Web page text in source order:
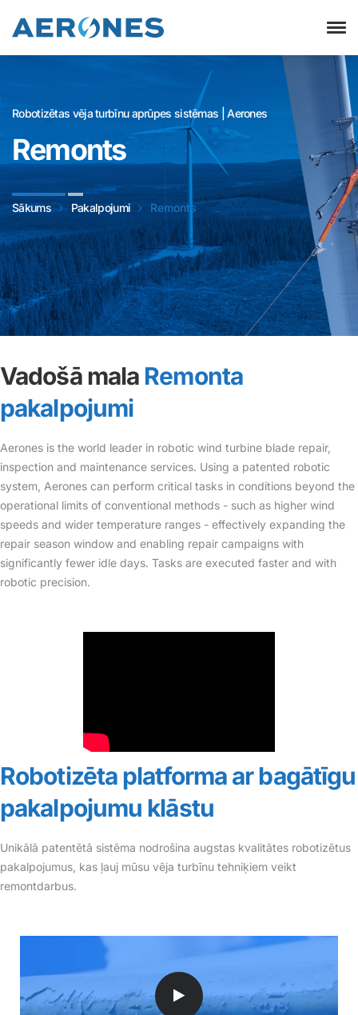
Robotizētas vēja turbīnu aprūpes sistēmas | Aerones
Remonts
Sākums Pakalpojumi Remonts
Vadošā mala Remonta
pakalpojumi
Aerones is the world leader in robotic wind turbine blade repair,
inspection and maintenance services. Using a patented robotic
system, Aerones can perform critical tasks in conditions beyond the
operational limits of conventional methods - such as higher wind
speeds and wider temperature ranges - effectively expanding the
repair season window and enabling repair campaigns with
significantly fewer idle days. Tasks are executed faster and with
robotic precision.
Robotizēta platforma ar bagātīgu
pakalpojumu klāstu
Unikālā patentētā sistēma nodrošina augstas kvalitātes robotizētus
pakalpojumus, kas ļauj mūsu vēja turbīnu tehniķiem veikt
remontdarbus.